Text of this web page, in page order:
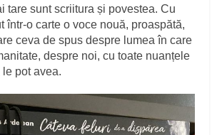
tare sunt scriitura și povestea. Cu
într-o carte o voce nouă, proaspătă,
ceva de spus despre lumea în care
despre noi, cu toate nuanțele
pot avea.